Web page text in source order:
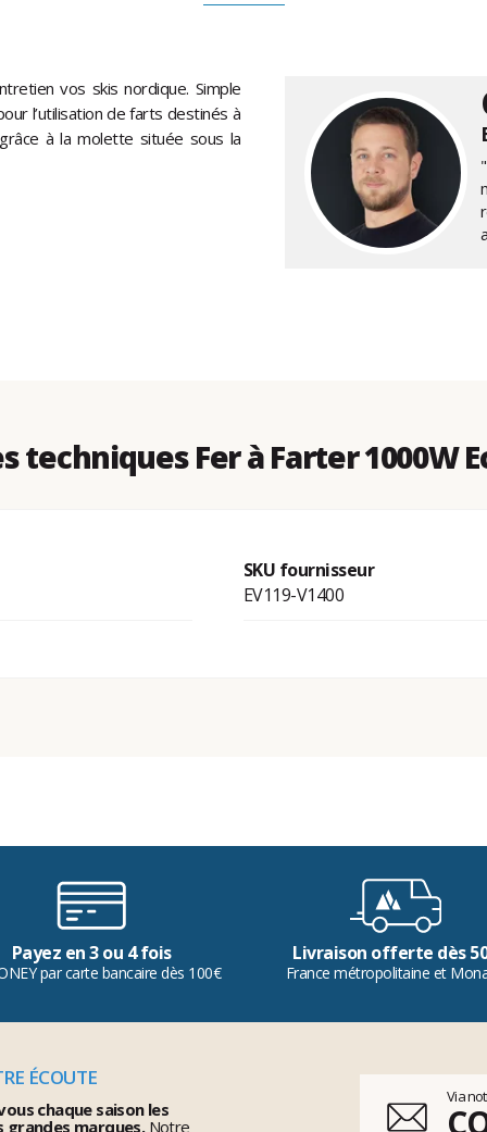
vos skis nordique. Simple
l’utilisation de farts destinés à
à la molette située sous la
techniques Fer à Farter 1000W
SKU fournisseur
EV119-V1400
Payez en 3 ou 4 fois
par carte bancaire dès 100€
Livraison offerte dès
France métropolitaine et
ÉCOUTE
chaque saison les
grandes marques.Notre
Via